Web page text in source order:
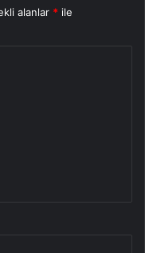
alanlar * ile